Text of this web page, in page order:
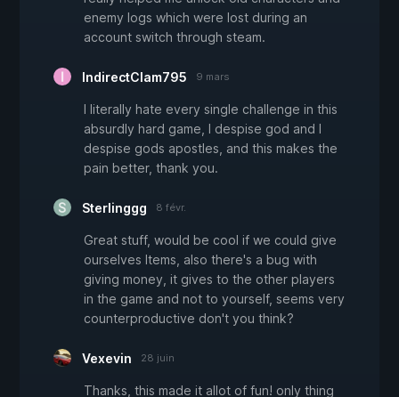
enemy logs which were lost during an
account switch through steam.
IndirectClam795 9 mars
I literally hate every single challenge in this
absurdly hard game, I despise god and I
despise gods apostles, and this makes the
pain better, thank you.
Sterlinggg 8 févr.
Great stuff, would be cool if we could give
ourselves Items, also there's a bug with
giving money, it gives to the other players
in the game and not to yourself, seems very
counterproductive don't you think?
Vexevin 28 juin
Thanks, this made it allot of fun! only thing